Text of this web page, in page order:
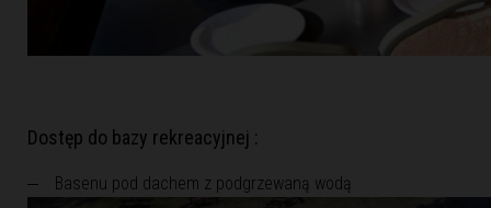
Dostęp do bazy rekreacyjnej :
Basenu pod dachem z podgrzewaną wodą